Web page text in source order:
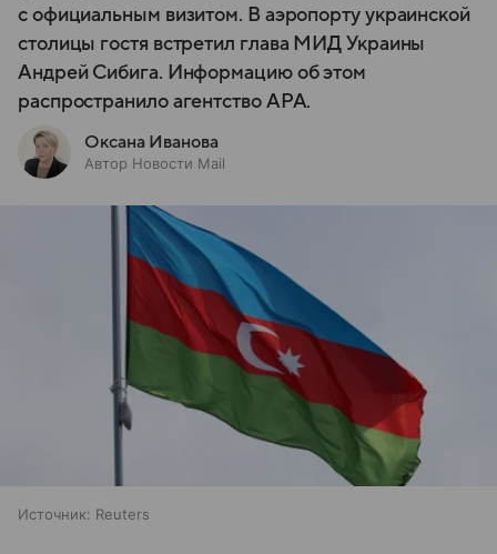
с официальным визитом. В аэропорту украинской
столицы гостя встретил глава МИД Украины
Андрей Сибига. Информацию об этом
распространило агентство APA.
Оксана Иванова
Автор Новости Mail
Источник: Reuters